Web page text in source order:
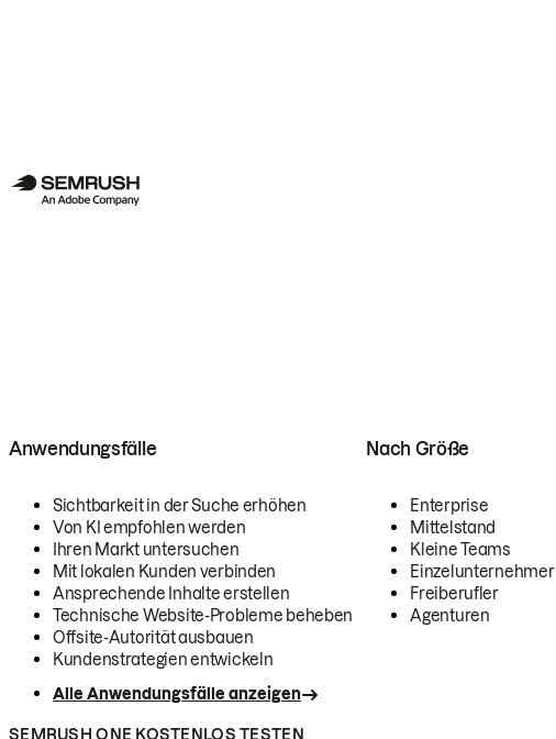
Anwendungsfälle
Sichtbarkeit in der Suche erhöhen
Von KI empfohlen werden
Ihren Markt untersuchen
Mit lokalen Kunden verbinden
Ansprechende Inhalte erstellen
Technische Website-Probleme beheben
Offsite-Autorität ausbauen
Kundenstrategien entwickeln
Alle Anwendungsfälle anzeigen
Nach Größe
Enterprise
Mittelstand
Kleine Teams
Einzelunternehmer
Freiberufler
Agenturen
SEMRUSH ONE KOSTENLOS TESTEN